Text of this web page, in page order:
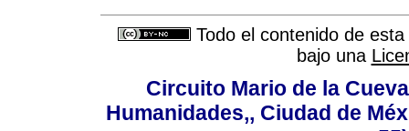
Todo el contenido de
bajo una
Circuito Mario de la
Humanidades,, Ciudad de